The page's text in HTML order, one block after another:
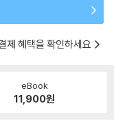
제 혜택을 확인하세요
eBook
11,900원